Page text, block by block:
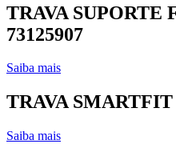
TRAVA SUPORTE
73125907
Saiba mais
TRAVA SMARTFIT
Saiba mais